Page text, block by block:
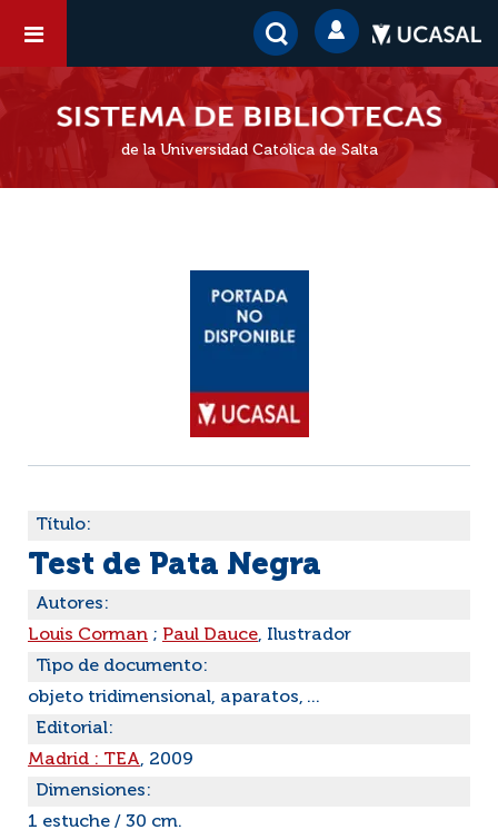
de la Universidad Católica de Salta
Título:
Test de Pata Negra
Autores:
Louis Corman ; Paul Dauce, Ilustrador
Tipo de documento:
objeto tridimensional, aparatos, ...
Editorial:
Madrid : TEA, 2009
Dimensiones:
1 estuche / 30 cm.